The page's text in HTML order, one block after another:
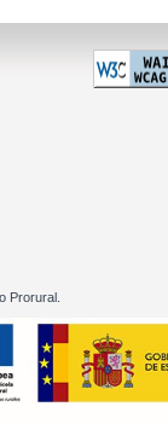
01
Prorural.